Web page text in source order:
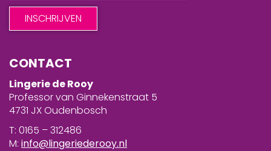
CONTACT
Lingerie de Rooy
Professor van Ginnekenstraat 5
4731 JX Oudenbosch
T: 0165 – 312486
M: info@lingeriederooy.nl